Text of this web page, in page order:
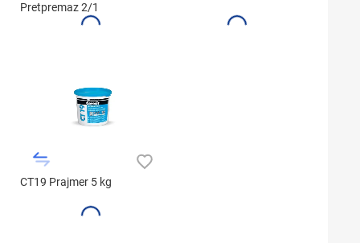
Pretpremaz 2/1
CT19 Prajmer 5 kg